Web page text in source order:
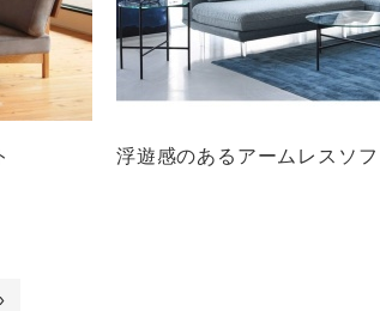
浮遊感のあるアームレスソフ